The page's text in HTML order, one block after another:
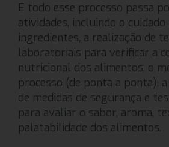
E todo esse processo passa
atividades, incluindo o cuidado
ingredientes, a realização de
laboratoriais para verificar a
nutricional dos alimentos, o
processo (de ponta a ponta),
de medidas de segurança e
para avaliar o sabor, aroma,
palatabilidade dos alimentos.